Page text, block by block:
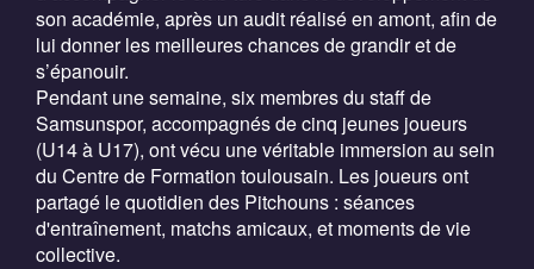
son académie, après un audit réalisé en amont, afin de
lui donner les meilleures chances de grandir et de
s’épanouir.
Pendant une semaine, six membres du staff de
Samsunspor, accompagnés de cinq jeunes joueurs
(U14 à U17), ont vécu une véritable immersion au sein
du Centre de Formation toulousain. Les joueurs ont
partagé le quotidien des Pitchouns : séances
d'entraînement, matchs amicaux, et moments de vie
collective.